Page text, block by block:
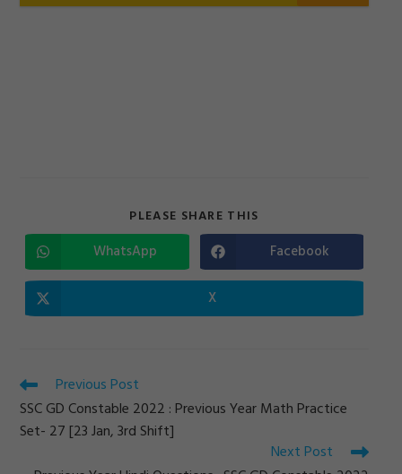
PLEASE SHARE THIS
CONTENT
Opens
in
a
WhatsApp Opens
in
a
Facebook
Opens
in
X
Read
more
articles
Previous Post
SSC GD Constable 2022 : Previous Year Math Practice
Set- 27 [23 Jan, 3rd Shift]
Next Post